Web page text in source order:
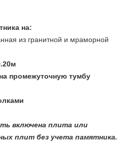
на:
из гранитной и мраморной
промежуточную тумбу
включена плита или
плит без учета памятника.